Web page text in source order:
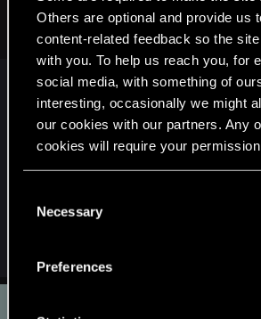
Others are optional and provide us
content-related feedback so the
with you. To help us reach you, for
social media, with something of
interesting, occasionally we might
our cookies with our partners. Any
cookies will require your
and tweak your preferences
Necessary
Preferences
odtworzenie w grze niektórych przygód
questy, przynajmniej tak zrozumiałem) z
To już kwestia wtórna, co
ekranizowane. To jest temat dla
animowanych, a dla filmów
mamy tutaj:
http://forums.cdprojektred.com/
(ewentualnie osobne tematy dla
shasiu